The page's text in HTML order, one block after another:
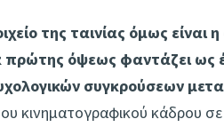
της ταινίας όμως είναι
πρώτης όψεως φαντάζει ως
συγκρούσεων
κινηματογραφικού κάδρου